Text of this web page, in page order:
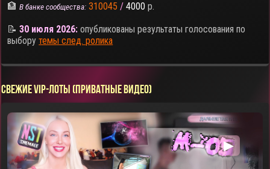
🏦В банке сообщества: 310045 / 4000 р.
📝30 июля 2026: опубликованы результаты голосования по
выборутемы след. ролика
СВЕЖИЕ VIP-ЛОТЫ (ПРИВАТНЫЕ ВИДЕО)
▶